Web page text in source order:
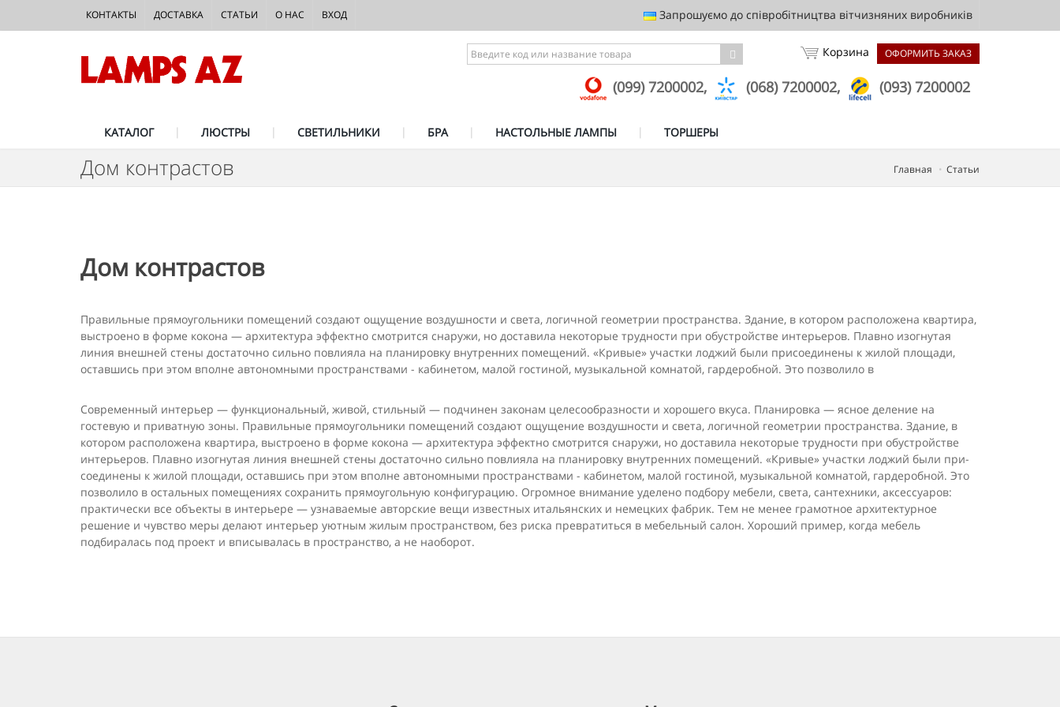
Запрошуємо до співробітництва вітчизняних виробників
КОНТАКТЫ ДОСТАВКА СТАТЬИ О НАС ВХОД
ОФОРМИТЬ ЗАКАЗ
Корзина
(099) 7200002, (068) 7200002, (093) 7200002
КАТАЛОГ ЛЮСТРЫ СВЕТИЛЬНИКИ БРА НАСТОЛЬНЫЕ ЛАМПЫ ТОРШЕРЫ
Дом контрастов Главная Статьи
Дом контрастов
Правильные прямоугольники помещений соз­дают ощущение воздушности и света, логичной геометрии пространства. Здание, в котором расположена квартира,
выстроено в форме кокона — архитектура эффектно смотрится снаружи, но доставила некоторые трудности при обустройстве интерьеров. Плавно изогну­тая
линия внешней стены достаточно сильно повлияла на планировку внутренних поме­щений. «Кривые» участки лоджий были при­соединены к жилой площади,
оставшись при этом вполне автономными пространствами - кабинетом, малой гостиной, музыкальной ком­натой, гардеробной. Это позволило в
Современный интерьер — функциональный, живой, стильный — подчинен законам целесо­образности и хорошего вкуса. Планировка — ясное деление на
гостевую и приватную зоны. Правильные прямоугольники помещений соз­дают ощущение воздушности и света, логичной геометрии пространства. Здание, в
котором расположена квартира, выстроено в форме кокона — архитектура эффектно смотрится снаружи, но доставила некоторые трудности при обустройстве
интерьеров. Плавно изогну­тая линия внешней стены достаточно сильно повлияла на планировку внутренних поме­щений. «Кривые» участки лоджий были при­
соединены к жилой площади, оставшись при этом вполне автономными пространствами - кабинетом, малой гостиной, музыкальной ком­натой, гардеробной. Это
позволило в осталь­ных помещениях сохранить прямоугольную конфигурацию. Огромное внимание уделено подбору мебели, света, сантехники, аксессуа­ров:
практически все объекты в интерьере — узнаваемые авторские вещи известных ита­льянских и немецких фабрик. Тем не менее грамотное архитектурное
решение и чувство меры делают интерьер уютным жилым про­странством, без риска превратиться в мебель­ный салон. Хороший пример, когда мебель
подбиралась под проект и вписывалась в про­странство, а не наоборот.